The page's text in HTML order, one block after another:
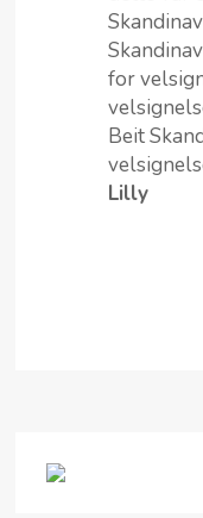
for
Beit
Lilly